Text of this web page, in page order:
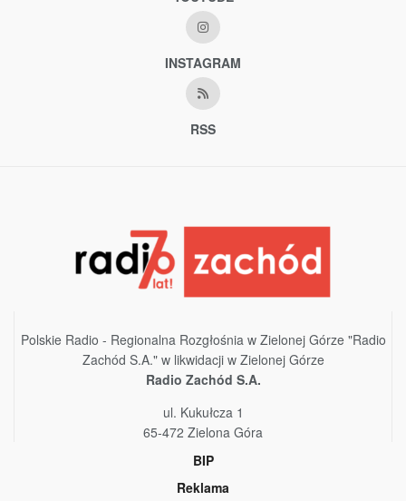
INSTAGRAM
RSS
Polskie Radio - Regionalna Rozgłośnia w Zielonej Górze "Radio
Zachód S.A." w likwidacji w Zielonej Górze
Radio Zachód S.A.
ul. Kukułcza 1
65-472 Zielona Góra
BIP
Reklama